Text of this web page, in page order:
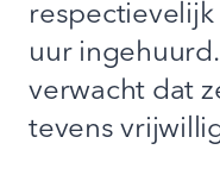
uur
verwacht dat
tevens